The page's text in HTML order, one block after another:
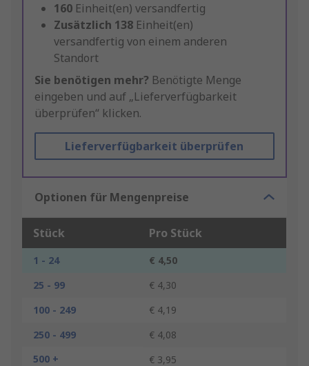
160 Einheit(en) versandfertig
Zusätzlich 138 Einheit(en)
versandfertig von einem anderen
Standort
Sie benötigen mehr? Benötigte Menge
eingeben und auf „Lieferverfügbarkeit
überprüfen“ klicken.
Lieferverfügbarkeit überprüfen
Optionen für Mengenpreise
Stück Pro Stück
1 - 24
€ 4,50
25 - 99
€ 4,30
100 - 249
€ 4,19
250 - 499
€ 4,08
500 +
€ 3,95